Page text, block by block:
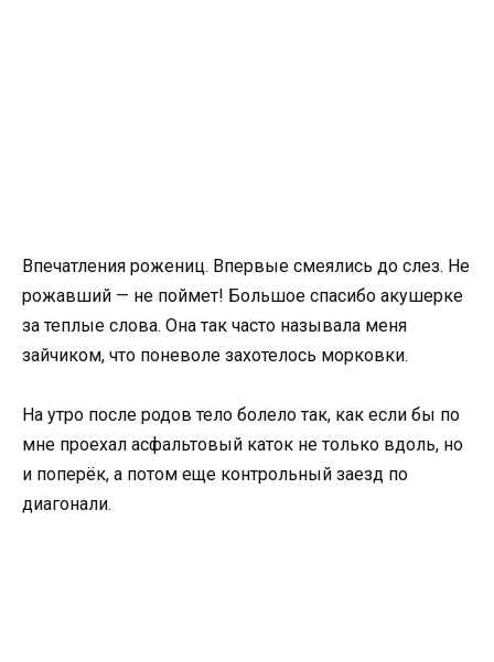
Впечатления рожениц. Впервые смеялись до слез. Не
рожавший — не поймет! Большое спасибо акушерке
за теплые слова. Она так часто называла меня
зайчиком, что поневоле захотелось морковки.
На утро после родов тело болело так, как если бы по
мне проехал асфальтовый каток не только вдоль, но
и поперёк, а потом еще контрольный заезд по
диагонали.